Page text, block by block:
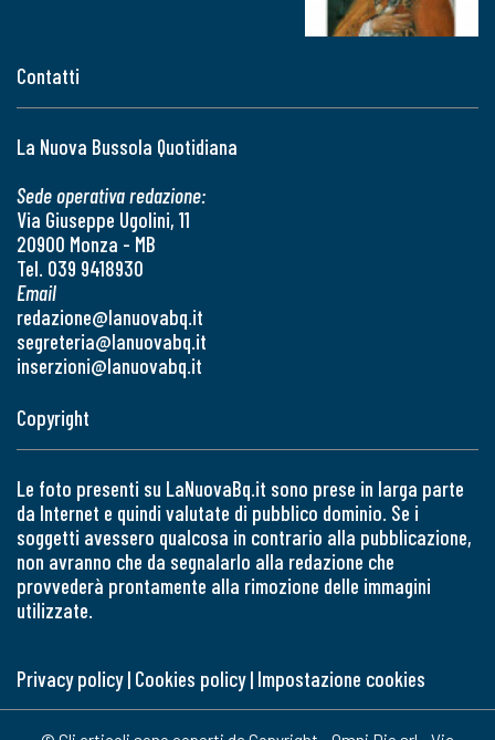
Contatti
La Nuova Bussola Quotidiana
Sede operativa redazione:
Via Giuseppe Ugolini, 11
20900 Monza - MB
Tel. 039 9418930
Email
redazione@lanuovabq.it
segreteria@lanuovabq.it
inserzioni@lanuovabq.it
Copyright
Le foto presenti su LaNuovaBq.it sono prese in larga parte
da Internet e quindi valutate di pubblico dominio. Se i
soggetti avessero qualcosa in contrario alla pubblicazione,
non avranno che da segnalarlo alla redazione che
provvederà prontamente alla rimozione delle immagini
utilizzate.
Privacy policy| Cookies policy| Impostazione cookies